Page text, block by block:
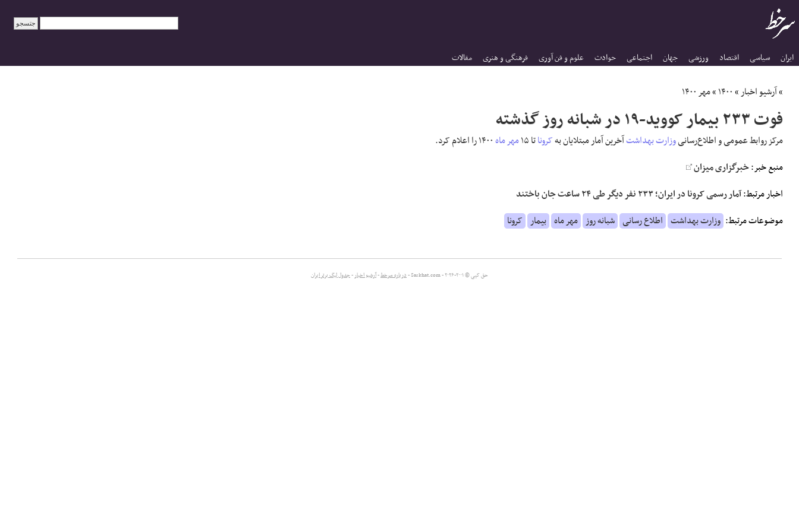
ایران سیاسی اقتصاد ورزشی جهان اجتماعی حوادث علوم و فن آوری فرهنگی و هنری مقالات
»آرشیو اخبار»۱۴۰۰»مهر ۱۴۰۰
فوت ۲۳۳ بیمار کووید-۱۹ در شبانه روز گذشته
مرکز روابط عمومی و اطلاع‌رسانیوزارت بهداشتآخرین آمار مبتلایان بهکروناتا ۱۵ مهر ماه۱۴۰۰ را اعلام کرد.
منبع خبر:خبرگزاری میزان
اخبار مرتبط:آمار رسمی کرونا در ایران؛ ۲۳۳ نفر دیگر طی ۲۴ ساعت جان باختند
موضوعات مرتبط: وزارت بهداشت اطلاع رسانی شبانه روز مهر ماه بیمار کرونا
حق کپی © ۲۰۰۱-۲۰۲۶ - Sarkhat.com - درباره سرخط-آرشیو اخبار-جدول لیگ برتر ایران